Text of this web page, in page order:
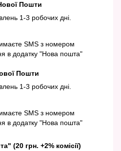
Пошти
1-3 робочих дні.
SMS з номером
в додатку "Нова пошта"
Пошти
1-3 робочих дні.
SMS з номером
в додатку "Нова пошта"
(20 грн. +2% комісії)